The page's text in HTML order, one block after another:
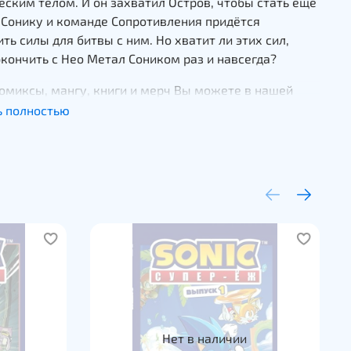
и команде Сопротивления придётся
силы для битвы с ним. Но хватит ли этих сил,
с Нео Метал Соником раз и навсегда?
мангу, книги и мерч Вы можете в нашей
"Жабокрокодил" или заказать онлайн
полностью
Нет в наличии